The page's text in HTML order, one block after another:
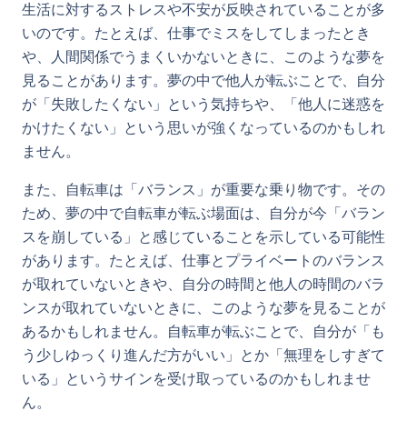
生活に対するストレスや不安が反映されていることが多
いのです。たとえば、仕事でミスをしてしまったとき
や、人間関係でうまくいかないときに、このような夢を
見ることがあります。夢の中で他人が転ぶことで、自分
が「失敗したくない」という気持ちや、「他人に迷惑を
かけたくない」という思いが強くなっているのかもしれ
ません。
また、自転車は「バランス」が重要な乗り物です。その
ため、夢の中で自転車が転ぶ場面は、自分が今「バラン
スを崩している」と感じていることを示している可能性
があります。たとえば、仕事とプライベートのバランス
が取れていないときや、自分の時間と他人の時間のバラ
ンスが取れていないときに、このような夢を見ることが
あるかもしれません。自転車が転ぶことで、自分が「も
う少しゆっくり進んだ方がいい」とか「無理をしすぎて
いる」というサインを受け取っているのかもしれませ
ん。